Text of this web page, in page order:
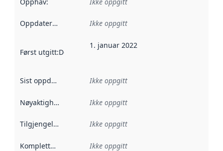
Oppdateringsfrekvens :
Ikke oppgitt
Først utgitt:Denne datoen sier når dataene i dette
1. januar 2022
Sist oppdatert Ikke oppgitt
Nøyaktighet Ikke oppgitt
Tilgjengelighet Ikke oppgitt
Kompletthet Ikke oppgitt